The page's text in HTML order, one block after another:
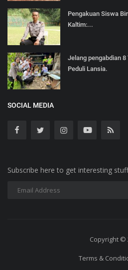
Pengakuan Siswa
Kaltim:...
Jelang pengabdian 8
Peduli Lansia.
SOCIAL MEDIA
Subscribe here to get interesting
Copyright ©
Terms &